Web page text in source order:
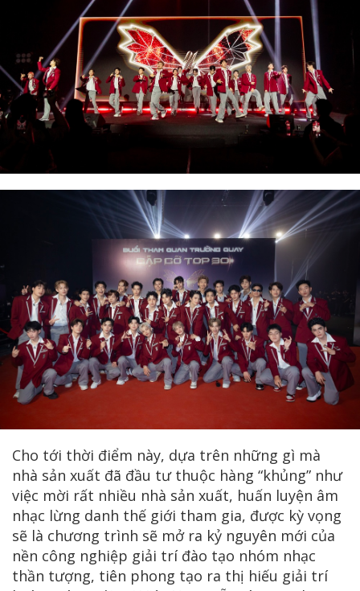
Cho tới thời điểm này, dựa trên những gì mà
nhà sản xuất đã đầu tư thuộc hàng “khủng” như
việc mời rất nhiều nhà sản xuất, huấn luyện âm
nhạc lừng danh thế giới tham gia, được kỳ vọng
sẽ là chương trình sẽ mở ra kỷ nguyên mới của
nền công nghiệp giải trí đào tạo nhóm nhạc
thần tượng, tiên phong tạo ra thị hiếu giải trí